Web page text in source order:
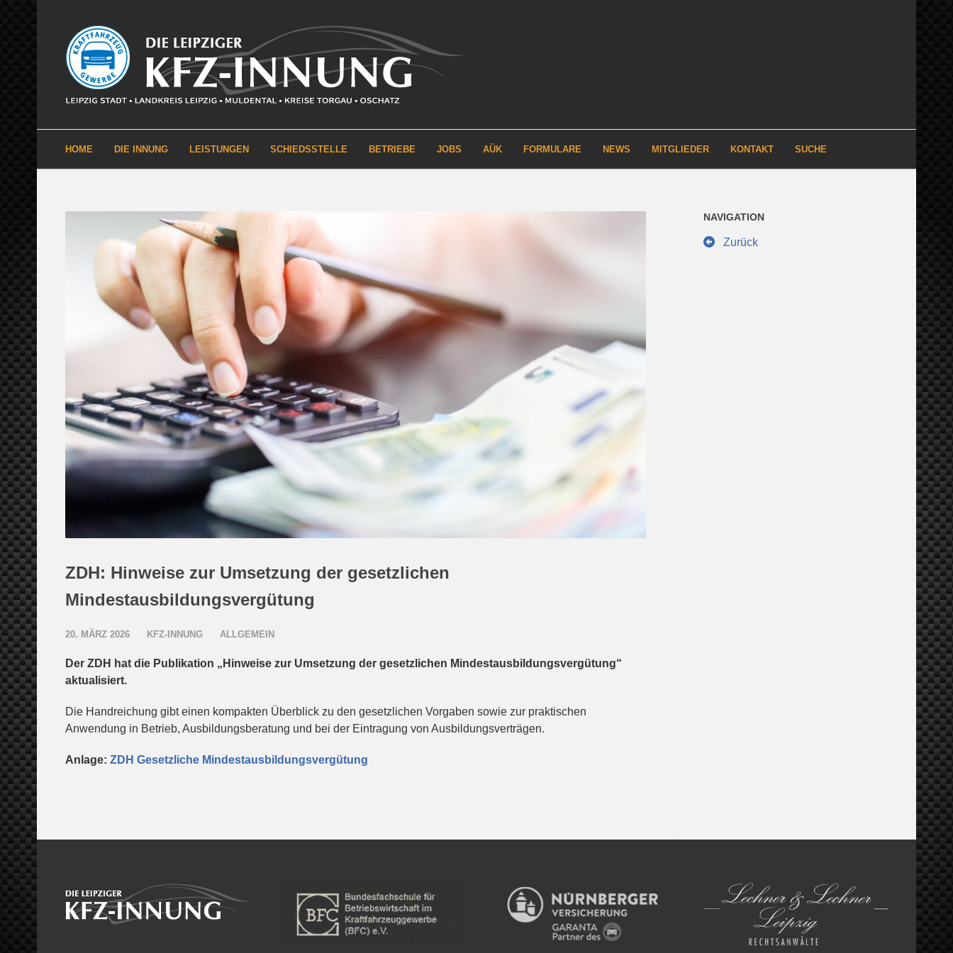
HOME DIE INNUNG LEISTUNGEN SCHIEDSSTELLE BETRIEBE JOBS AÜK FORMULARE NEWS MITGLIEDER KONTAKT SUCHE
ZDH: Hinweise zur Umsetzung der gesetzlichen
Mindestausbildungsvergütung
20. MÄRZ 2026 KFZ-INNUNG ALLGEMEIN
Der ZDH hat die Publikation „Hinweise zur Umsetzung der gesetzlichen Mindestausbildungsvergütung“
aktualisiert.
Die Handreichung gibt einen kompakten Überblick zu den gesetzlichen Vorgaben sowie zur praktischen
Anwendung in Betrieb, Ausbildungsberatung und bei der Eintragung von Ausbildungsverträgen.
Anlage: ZDH Gesetzliche Mindestausbildungsvergütung
NAVIGATION
Zurück